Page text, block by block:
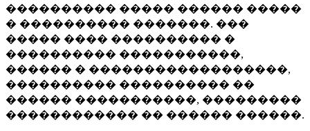
���������� ����� ������ �����
� ���������� �������. ���
����� ���� ���������� �
���������� �����������,
������ � ������������������,
���������� ���������� ��
������ �����������, ���������
������������ �� ������ ������.